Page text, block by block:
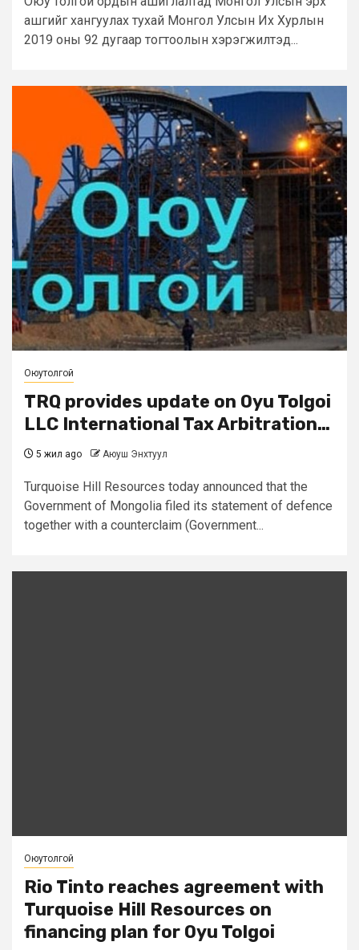
ашгийг хангуулах тухай Монгол Улсын Их Хурлын
2019 оны 92 дугаар тогтоолын хэрэгжилтэд...
Оюутолгой
TRQ provides update on Oyu Tolgoi
LLC International Tax Arbitration…
5 жил ago Аюуш Энхтуул
Turquoise Hill Resources today announced that the
Government of Mongolia filed its statement of defence
together with a counterclaim (Government...
Оюутолгой
Rio Tinto reaches agreement with
Turquoise Hill Resources on
financing plan for Oyu Tolgoi